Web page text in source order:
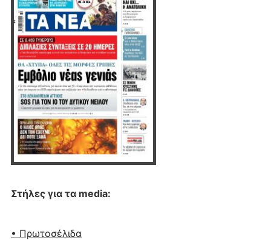
Στήλες για τα media:
• Πρωτοσέλιδα